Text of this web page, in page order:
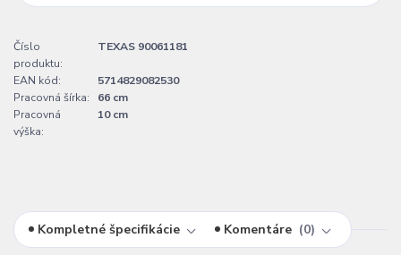
Číslo
produktu:
TEXAS 90061181
EAN kód:
5714829082530
Pracovná šírka:
66 cm
Pracovná
výška:
10 cm
Kompletné špecifikácie Komentáre 0